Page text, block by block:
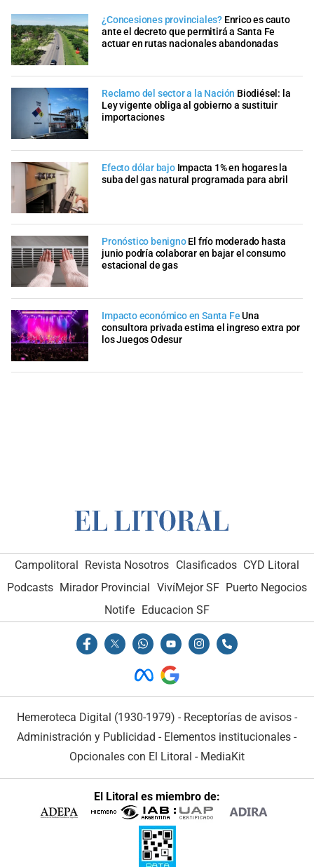
¿Concesiones provinciales? Enrico es cauto
ante el decreto que permitirá a Santa Fe
actuar en rutas nacionales abandonadas
Reclamo del sector a la Nación Biodiésel: la
Ley vigente obliga al gobierno a sustituir
importaciones
Efecto dólar bajo Impacta 1% en hogares la
suba del gas natural programada para abril
Pronóstico benigno El frío moderado hasta
junio podría colaborar en bajar el consumo
estacional de gas
Impacto económico en Santa FeUna
consultora privada estima el ingreso extra por
los Juegos Odesur
Campolitoral Revista Nosotros Clasificados CYD Litoral
Podcasts Mirador Provincial VivíMejor SF Puerto Negocios
Notife Educacion SF
Hemeroteca Digital (1930-1979) - Receptorías de avisos -
Administración y Publicidad - Elementos institucionales -
Opcionales con El Litoral - MediaKit
El Litoral es miembro de: